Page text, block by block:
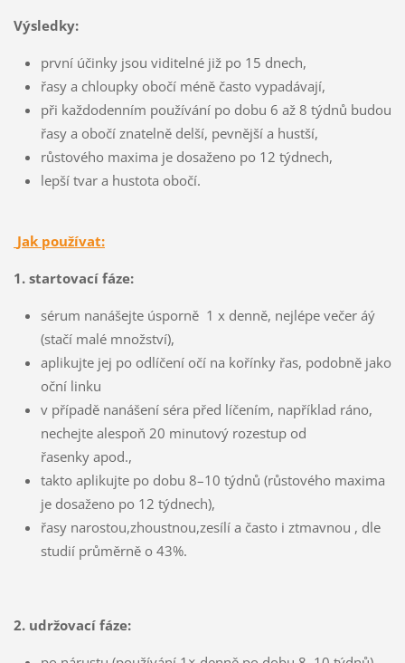
Výsledky:
první účinky jsou viditelné již po 15 dnech,
řasy a chloupky obočí méně často vypadávají,
při každodenním používání po dobu 6 až 8 týdnů budou
řasy a obočí znatelně delší, pevnější a hustší,
růstového maxima je dosaženo po 12 týdnech,
lepší tvar a hustota obočí.
Jak používat:
1. startovací fáze:
sérum nanášejte úsporně 1 x denně, nejlépe večer áý
(stačí malé množství),
aplikujte jej po odlíčení očí na kořínky řas, podobně jako
oční linku
v případě nanášení séra před líčením, například ráno,
nechejte alespoň 20 minutový rozestup od
řasenky apod.,
takto aplikujte po dobu 8–10 týdnů (růstového maxima
je dosaženo po 12 týdnech),
řasy narostou,zhoustnou,zesílí a často i ztmavnou , dle
studií průměrně o 43%.
2. udržovací fáze: